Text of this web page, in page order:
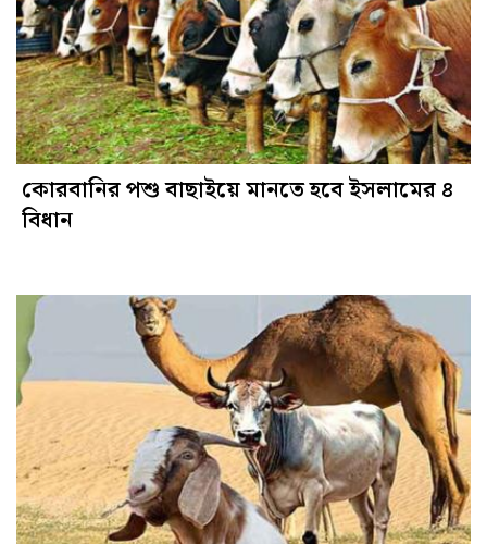
কোরবানির পশু বাছাইয়ে মানতে হবে ইসলামের ৪
বিধান